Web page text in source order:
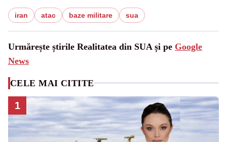
iran atac baze militare sua
Urmărește știrile Realitatea din SUA și pe Google
News
CELE MAI CITITE
1